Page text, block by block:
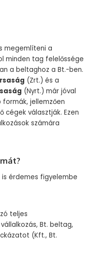
megemlíteni a
minden tag felelőssége
a beltaghoz a Bt.-ben.
(Zrt.) és a
(Nyrt.) már jóval
jellemzően
cégek választják. Ezen
számára
érdemes figyelembe
teljes
Bt. beltag,
(Kft., Bt.